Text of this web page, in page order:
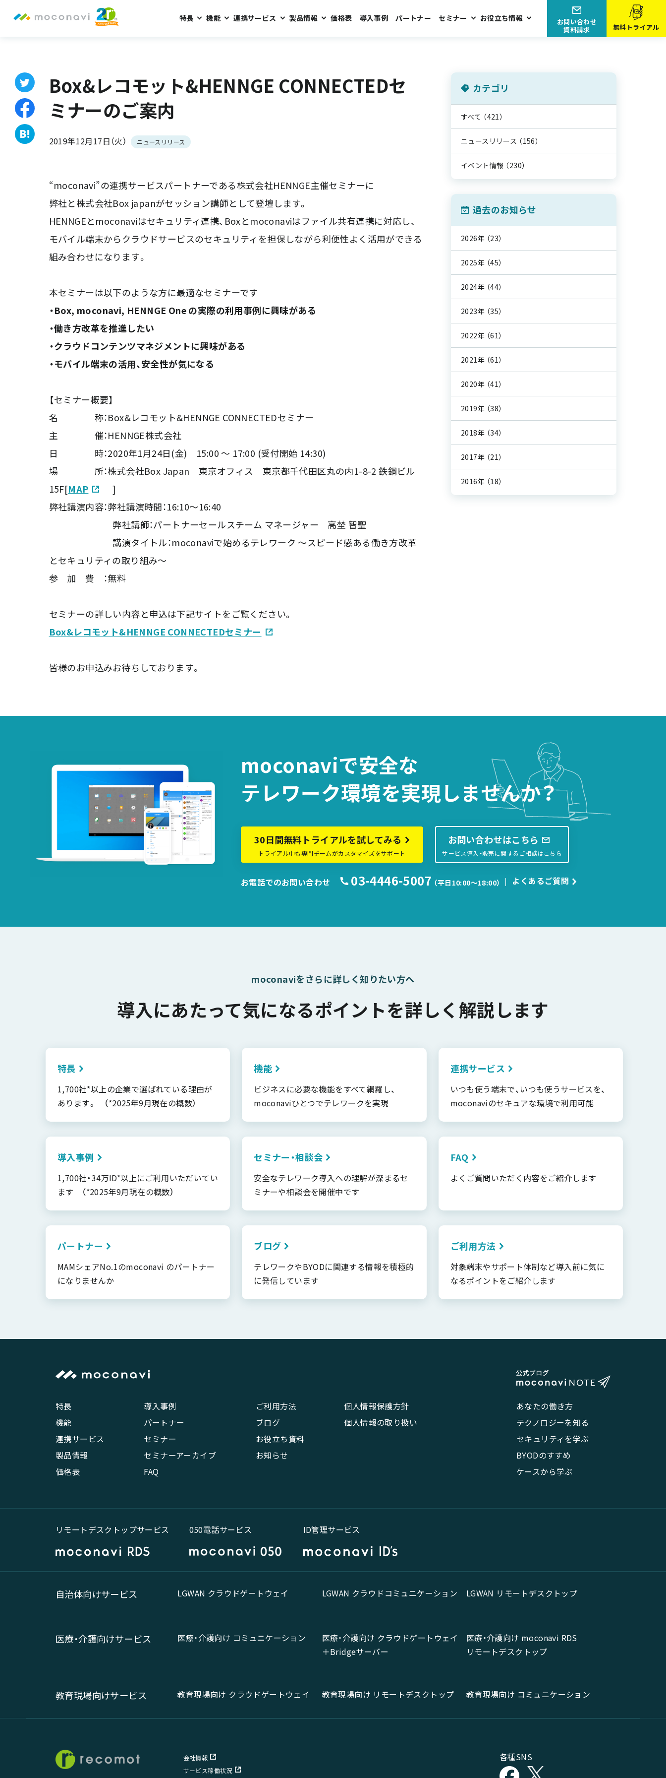
特長 機能 連携サービス 製品情報 価格表 導入事例 パートナー セミナー お役立ち情報
無料トライアル
お問い合わせ
資料請求
Box&レコモット&HENNGE CONNECTEDセ
ミナーのご案内
2019年12月17日（火） ニュースリリース
“moconavi”の連携サービスパートナーである株式会社HENNGE主催セミナーに
弊社と株式会社Box japanがセッション講師として登壇します。
HENNGEとmoconaviはセキュリティ連携、Boxとmoconaviはファイル共有連携に対応し、
モバイル端末からクラウドサービスのセキュリティを担保しながら利便性よく活用ができる
組み合わせになります。
本セミナーは以下のような方に最適なセミナーです
・Box, moconavi, HENNGE One の実際の利用事例に興味がある
・働き方改革を推進したい
・クラウドコンテンツマネジメントに興味がある
・モバイル端末の活用、安全性が気になる
【セミナー概要】
名 称：Box&レコモット&HENNGE CONNECTEDセミナー
主 催：HENNGE株式会社
日 時：2020年1月24日(金) 15:00 ～ 17:00 (受付開始 14:30)
場 所：株式会社Box Japan 東京オフィス 東京都千代田区丸の内1-8-2 鉄鋼ビル
15F[MAP
]
弊社講演内容：弊社講演時間：16:10～16:40
弊社講師：パートナーセールスチーム マネージャー 高埜 智聖
講演タイトル：moconaviで始めるテレワーク ～スピード感ある働き方改革
とセキュリティの取り組み～
参 加 費 ：無料
セミナーの詳しい内容と申込は下記サイトをご覧ください。
Box&レコモット&HENNGE CONNECTEDセミナー
皆様のお申込みお待ちしております。
カテゴリ
すべて （421）
ニュースリリース （156）
イベント情報 （230）
過去のお知らせ
2026年 （23）
2025年 （45）
2024年 （44）
2023年 （35）
2022年 （61）
2021年 （61）
2020年 （41）
2019年 （38）
2018年 （34）
2017年 （21）
2016年 （18）
moconaviで安全な
テレワーク環境を実現しませんか？
30日間無料トライアルを試してみる
トライアル中も専門チームがカスタマイズをサポート
お問い合わせはこちら
サービス導入・販売に関するご相談はこちら
お電話でのお問い合わせ 03-4446-5007 （平日10:00〜18:00） よくあるご質問
moconaviをさらに詳しく知りたい方へ
導入にあたって気になるポイントを詳しく解説します
特長
1,700社*以上の企業で選ばれている理由が
あります。 （*2025年9月現在の概数）
機能
ビジネスに必要な機能をすべて網羅し、
moconaviひとつでテレワークを実現
連携サービス
いつも使う端末で、いつも使うサービスを、
moconaviのセキュアな環境で利用可能
導入事例
1,700社・34万ID*以上にご利用いただいてい
ます （*2025年9月現在の概数）
セミナー・相談会
安全なテレワーク導入への理解が深まるセ
ミナーや相談会を開催中です
FAQ
よくご質問いただく内容をご紹介します
パートナー
MAMシェアNo.1のmoconavi のパートナー
になりませんか
ブログ
テレワークやBYODに関連する情報を積極的
に発信しています
ご利用方法
対象端末やサポート体制など導入前に気に
なるポイントをご紹介します
特長
機能
連携サービス
製品情報
価格表
導入事例
パートナー
セミナー
セミナーアーカイブ
FAQ
ご利用方法
ブログ
お役立ち資料
お知らせ
個人情報保護方針
個人情報の取り扱い
あなたの働き方
テクノロジーを知る
セキュリティを学ぶ
BYODのすすめ
ケースから学ぶ
リモートデスクトップサービス 050電話サービス ID管理サービス
自治体向けサービス LGWAN クラウドゲートウェイ LGWAN クラウドコミュニケーション LGWAN リモートデスクトップ
医療・介護向けサービス 医療・介護向け コミュニケーション
医療・介護向け クラウドゲートウェイ
＋Bridgeサーバー
医療・介護向け moconavi RDS
リモートデスクトップ
教育現場向けサービス 教育現場向け クラウドゲートウェイ 教育現場向け リモートデスクトップ 教育現場向け コミュニケーション
会社情報
サービス稼働状況
各種SNS